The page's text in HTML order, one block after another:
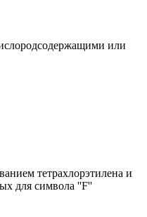
или
тетрахлорэтилена и
для символа ''F''